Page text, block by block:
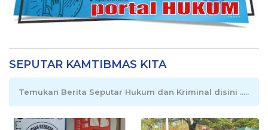
SEPUTAR KAMTIBMAS KITA
Temukan Berita Seputar Hukum dan Kriminal disini .....